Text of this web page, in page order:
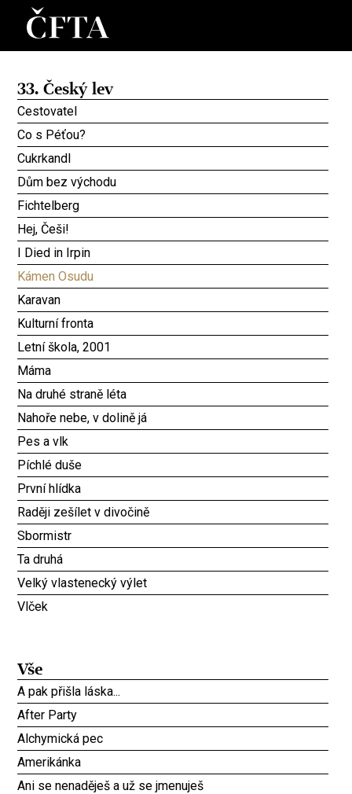
33. Český lev
Cestovatel
Co s Péťou?
Cukrkandl
Dům bez východu
Fichtelberg
Hej, Češi!
I Died in Irpin
Kámen Osudu
Karavan
Kulturní fronta
Letní škola, 2001
Máma
Na druhé straně léta
Nahoře nebe, v dolině já
Pes a vlk
Píchlé duše
První hlídka
Raději zešílet v divočině
Sbormistr
Ta druhá
Velký vlastenecký výlet
Vlček
Vše
A pak přišla láska...
After Party
Alchymická pec
Amerikánka
Ani se nenaděješ a už se jmenuješ